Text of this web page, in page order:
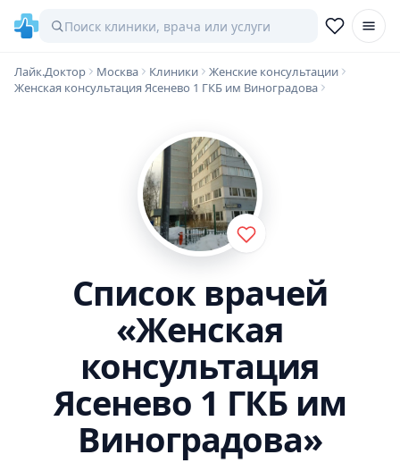
Лайк.Доктор Москва Клиники
Женские консультации
Женская консультация Ясенево 1 ГКБ им Виноградова
Список врачей
«Женская
консультация
Ясенево 1 ГКБ им
Виноградова»